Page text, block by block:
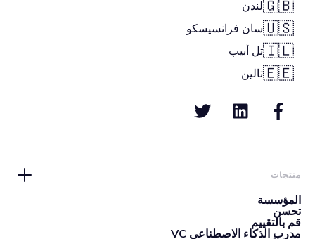
🇬🇧لندن
🇺🇸سان فرانسيسكو
🇮🇱تل أبيب
🇪🇪تالين
منتجات
المؤسسة
تحسن
قم بالتقييم
مدرب الذكاء الاصطناعي VC